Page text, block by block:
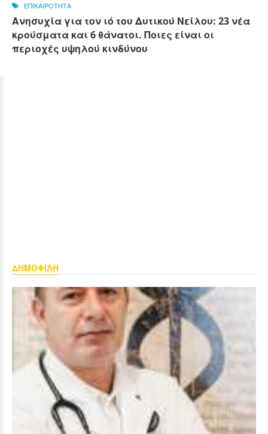
ΕΠΙΚΑΙΡΟΤΗΤΑ
Ανησυχία για τον ιό του Δυτικού Νείλου: 23 νέα
κρούσματα και 6 θάνατοι. Ποιες είναι οι
περιοχές υψηλού κινδύνου
ΔΗΜΟΦΙΛΗ